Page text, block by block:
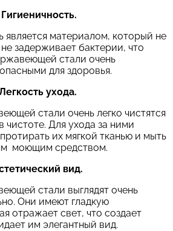
Гигиеничность.
материалом, который не
задерживает бактерии, что
стали очень
для здоровья.
ухода.
стали очень легко чистятся
Для ухода за ними
их мягкой тканью и мыть
моющим средством.
вид.
стали выглядят очень
Они имеют гладкую
отражает свет, что создает
им элегантный вид.